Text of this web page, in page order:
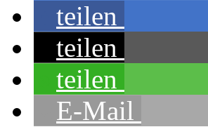
teilen
teilen
teilen
E-Mail